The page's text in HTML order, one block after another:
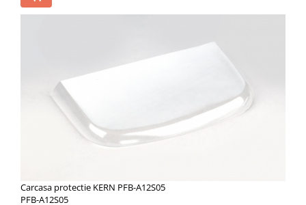
Carcasa protectie KERN PFB-A12S05
PFB-A12S05